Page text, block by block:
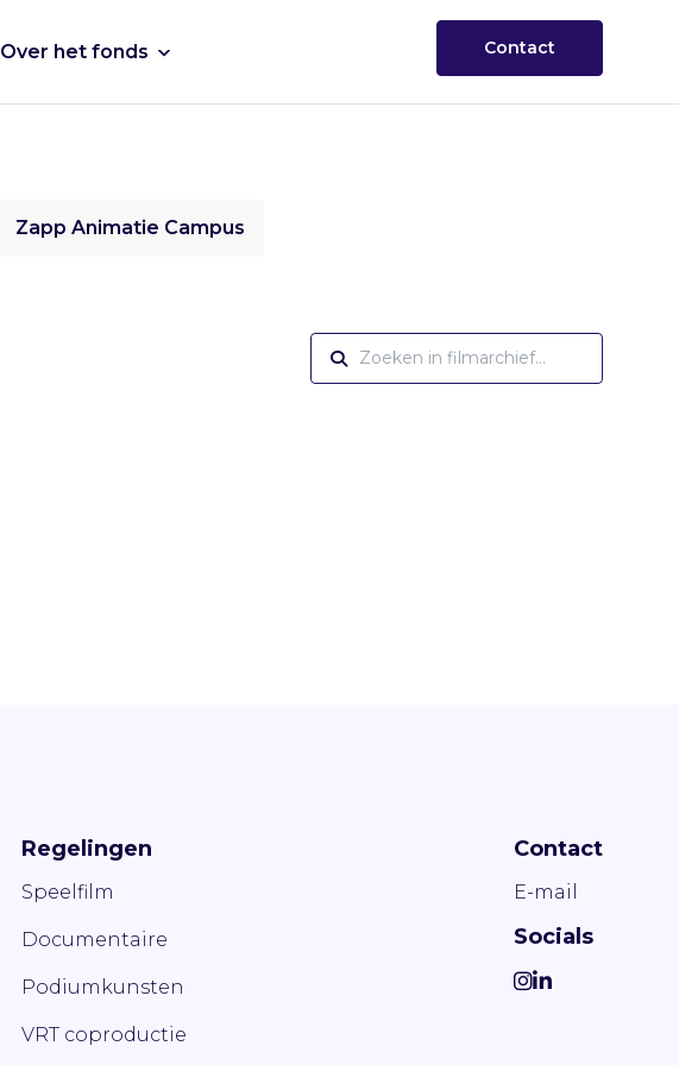
Over het fonds Contact
Zapp Animatie Campus
Regelingen
Speelfilm
Documentaire
Podiumkunsten
VRT coproductie
Contact
E-mail
Socials